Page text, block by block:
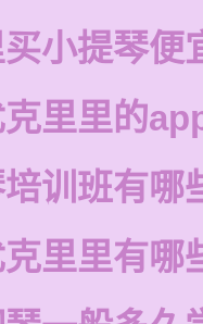
小提琴便
里里的
训班有哪
里里有哪